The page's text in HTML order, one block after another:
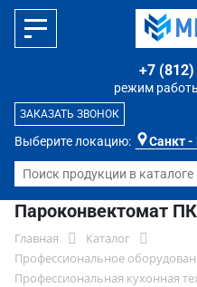
Выберите локацию: Санкт -
режим
+7
ЗАКАЗАТЬ ЗВОНОК
Пароконвектомат
Главная
Каталог
Профессиональное
Профессиональная кухонная